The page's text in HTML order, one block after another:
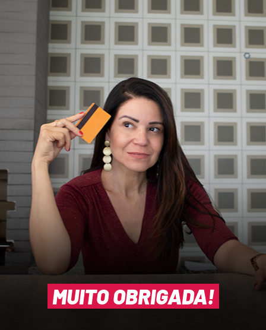
MUITO OBRIGADA!